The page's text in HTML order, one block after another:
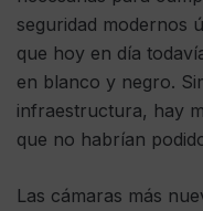
seguridad modernos
que hoy en día
en blanco y negro.
infraestructura, hay
que no habrían
Las cámaras más